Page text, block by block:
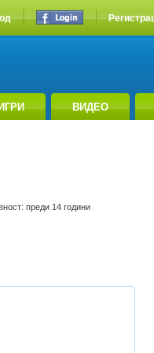
ВИДЕО
преди 14 години